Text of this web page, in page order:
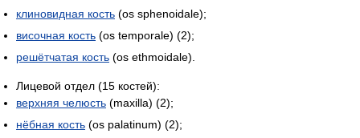
клиновидная кость (os sphenoidale);
височная кость (os temporale) (2);
решётчатая кость (os ethmoidale).
Лицевой отдел (15 костей):
верхняя челюсть (maxilla) (2);
нёбная кость (os palatinum) (2);